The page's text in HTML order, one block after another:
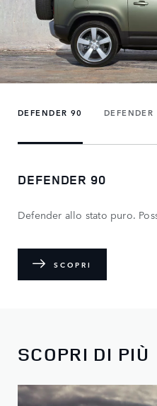
DEFENDER 90
DEFENDER 90
Defender allo stato puro.
SCOPRI
SCOPRI DI PIÙ